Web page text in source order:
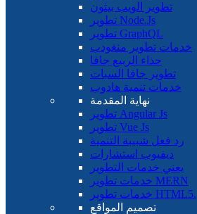
تطوير الويب بيثون
تطوير Node.Js
تطوير GraphQL
خدمات تطوير منغودب
حذاء الربيع جافا
تطوير جافا السبات
خدمات تنمية هادوب
نهاية المقدمة
تطوير Angular Js
تطوير Vue Js
رد فعل شبيبة التنمية
ديفيوب استشارات
يعني خدمات التطوير
خدمات تطوير MERN
خدمات تطوير HTML5.
تصميم المواقع